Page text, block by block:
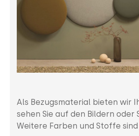
Als Bezugsmaterial bieten wir
sehen Sie auf den Bildern oder
Weitere Farben und Stoffe